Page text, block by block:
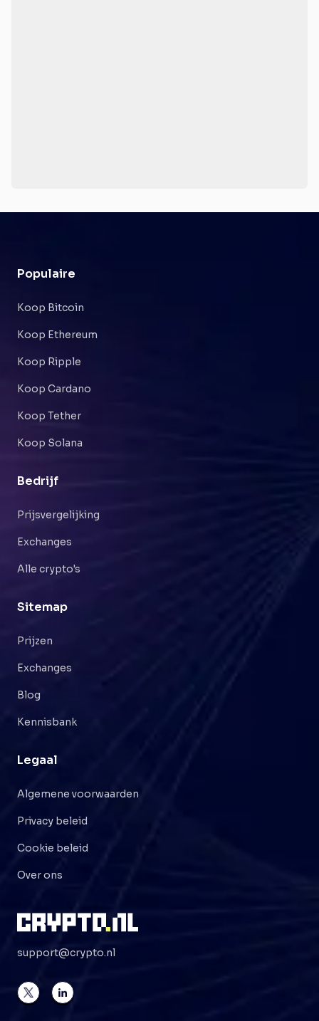
Populaire
Koop Bitcoin
Koop Ethereum
Koop Ripple
Koop Cardano
Koop Tether
Koop Solana
Bedrijf
Prijsvergelijking
Exchanges
Alle crypto's
Sitemap
Prijzen
Exchanges
Blog
Kennisbank
Legaal
Algemene voorwaarden
Privacy beleid
Cookie beleid
Over ons
support@crypto.nl